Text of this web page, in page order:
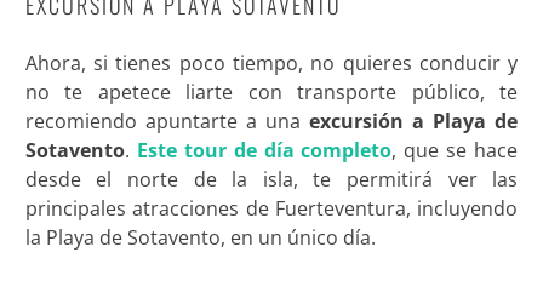
Ahora, si tienes poco tiempo, no quieres conducir y
no te apetece liarte con transporte público, te
recomiendo apuntarte a unaexcursión a Playa de
Sotavento. Este tour de día completo, que se hace
desde el norte de la isla, te permitirá ver las
principales atracciones de Fuerteventura, incluyendo
la Playa de Sotavento, en un único día.